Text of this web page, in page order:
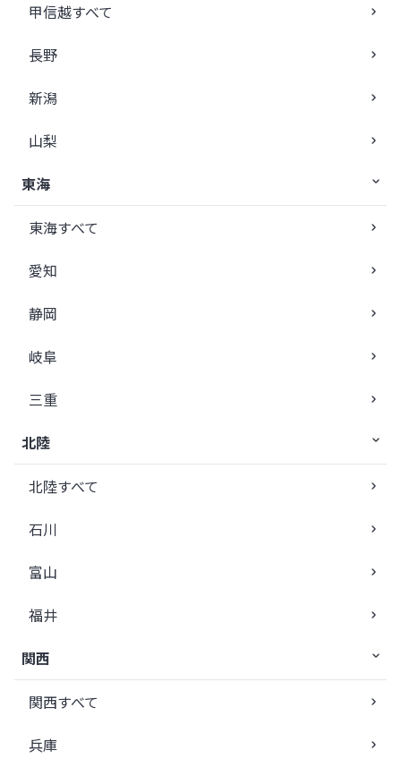
甲信越すべて
長野
新潟
山梨
東海
東海すべて
愛知
静岡
岐阜
三重
北陸
北陸すべて
石川
富山
福井
関西
関西すべて
兵庫